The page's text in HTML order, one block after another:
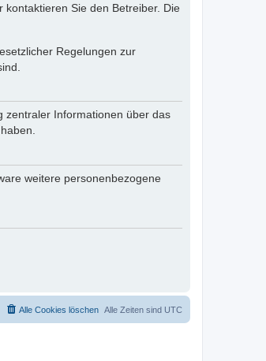
Sie den Betreiber. Die
Regelungen zur
zentraler Informationen über das
weitere personenbezogene
Alle Zeiten sind UTC
Alle Cookies löschen